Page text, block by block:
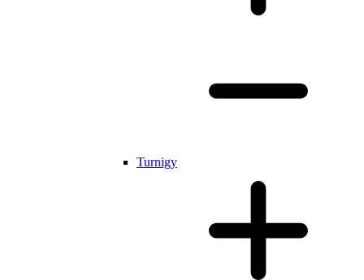
Turnigy